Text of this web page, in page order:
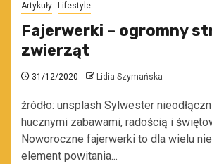
Artykuły Lifestyle
Fajerwerki – ogromny
zwierząt
31/12/2020 Lidia Szymańska
źródło: unsplash Sylwester
hucznymi zabawami, radością i
Noworoczne fajerwerki to dla wielu
element powitania...